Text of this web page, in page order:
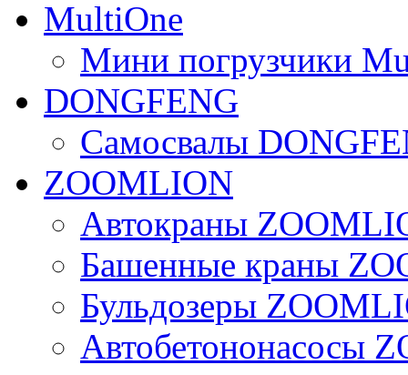
MultiOne
Мини погрузчики
DONGFENG
Самосвалы
ZOOMLION
Автокраны
Башенные краны
Бульдозеры
Автобетононасосы